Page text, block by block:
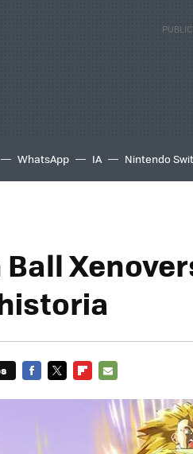
WhatsApp IA Nintendo
MAIL